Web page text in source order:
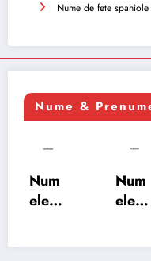
Nume de fete spaniole
Nume &
Num
ele
Num
ele